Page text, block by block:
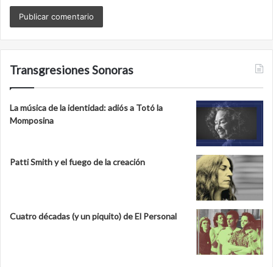
Transgresiones Sonoras
La música de la identidad: adiós a Totó la
Momposina
Patti Smith y el fuego de la creación
Cuatro décadas (y un piquito) de El Personal